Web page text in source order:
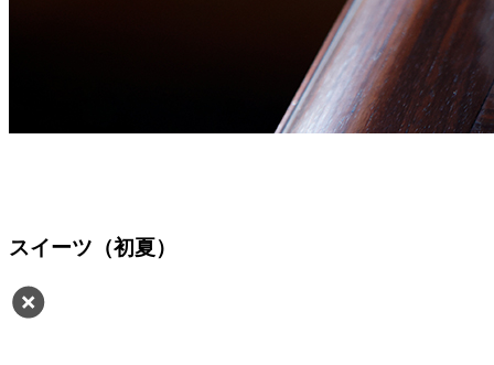
スイーツ（初夏）